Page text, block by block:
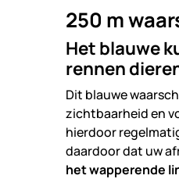
250 m
Het blauwe
rennen
Dit blauwe
zichtbaarheid en
hierdoor
daardoor dat uw
het wapperende